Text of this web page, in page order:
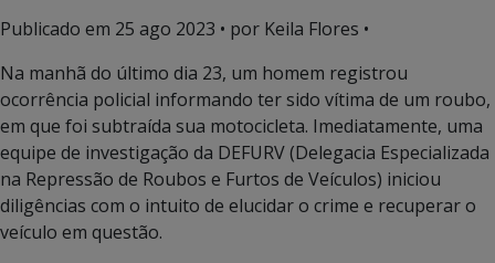
Publicado em 25 ago 2023 • por Keila Flores •
Na manhã do último dia 23, um homem registrou
ocorrência policial informando ter sido vítima de um roubo,
em que foi subtraída sua motocicleta. Imediatamente, uma
equipe de investigação da DEFURV (Delegacia Especializada
na Repressão de Roubos e Furtos de Veículos) iniciou
diligências com o intuito de elucidar o crime e recuperar o
veículo em questão.